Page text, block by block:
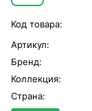
Код товара:
Артикул:
Бренд:
Коллекция:
Страна: